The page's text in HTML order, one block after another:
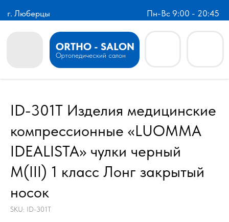
г. Люберцы Пн-Вс 9:00 - 20:45
ORTHO - SALON
Ортопедический салон
ID-301T Изделия медицинские
компрессионные «LUOMMA
IDEALISTA» чулки черный
M(III) 1 класс Лонг закрытый
носок
SKU: ID-301T